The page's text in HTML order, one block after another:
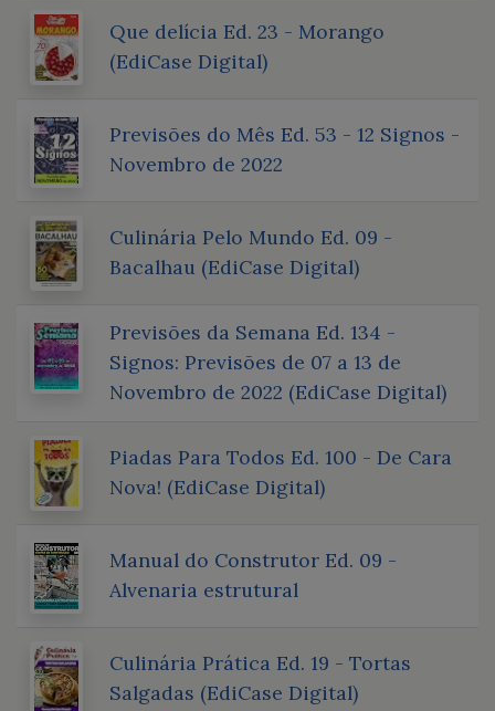
Que delícia Ed. 23 - Morango
(EdiCase Digital)
Previsões do Mês Ed. 53 - 12 Signos -
Novembro de 2022
Culinária Pelo Mundo Ed. 09 -
Bacalhau (EdiCase Digital)
Previsões da Semana Ed. 134 -
Signos: Previsões de 07 a 13 de
Novembro de 2022 (EdiCase Digital)
Piadas Para Todos Ed. 100 - De Cara
Nova! (EdiCase Digital)
Manual do Construtor Ed. 09 -
Alvenaria estrutural
Culinária Prática Ed. 19 - Tortas
Salgadas (EdiCase Digital)